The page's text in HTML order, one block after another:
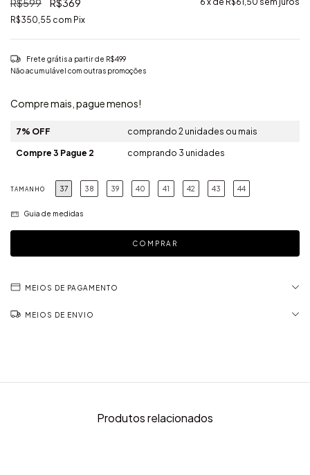
R$599 R$369
R$350,55 com Pix
Frete grátisa partir de R$499
Não acumulável com outras promoções
Compre mais, pague menos!
7% OFF comprando 2 unidades ou mais
Compre 3 Pague 2 comprando 3 unidades
TAMANHO 37 38 39 40 41 42 43 44
Guia de medidas
MEIOS DE PAGAMENTO
MEIOS DE ENVIO
Produtos relacionados